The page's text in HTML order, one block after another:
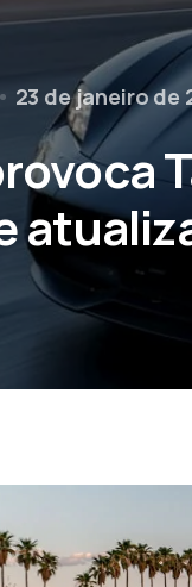
23 de janeiro de